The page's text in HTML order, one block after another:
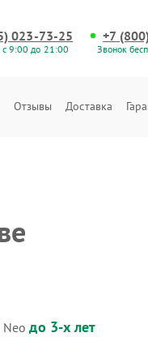
023-73-25
с 9:00 до 21:00
+7
Звонок
Отзывы Доставка
Neoдо 3-х лет